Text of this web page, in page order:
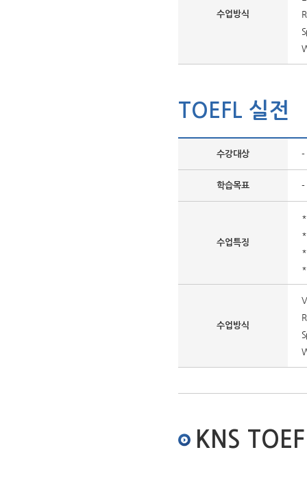
수업방식
TOEFL 실전
수강대상 -
학습목표 -
수업특징
*
*
*
*
수업방식
KNS